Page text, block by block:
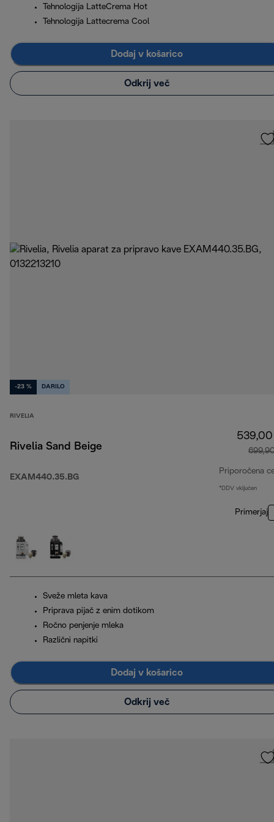
Tehnologija LatteCrema Hot
Tehnologija Lattecrema Cool
Dodaj v košarico
Odkrij več
-23 % DARILO
RIVELIA
Rivelia Sand Beige
EXAM440.35.BG
Priporočena
*DDV vključen
Primerjaj
Sveže mleta kava
Priprava pijač z enim dotikom
Ročno penjenje mleka
Različni napitki
Dodaj v košarico
Odkrij več